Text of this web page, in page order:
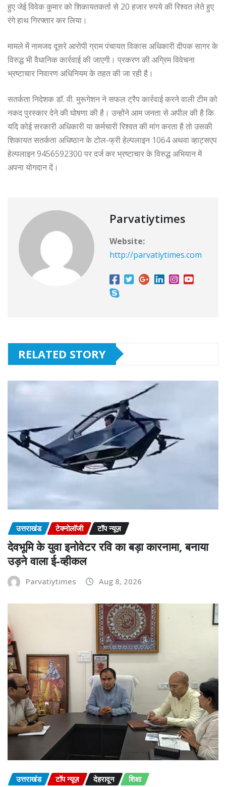
हुए जेई विवेक कुमार को शिकायतकर्ता से 20 हजार रुपये की रिश्वत लेते हुए
रंगे हाथ गिरफ्तार कर लिया।
मामले में नामजद दूसरे आरोपी ग्राम पंचायत विकास अधिकारी दीपक सागर के
विरुद्ध भी वैधानिक कार्रवाई की जाएगी। प्रकरण की अग्रिम विवेचना
भ्रष्टाचार निवारण अधिनियम के तहत की जा रही है।
सतर्कता निदेशक डॉ. वी. मुरूगेशन ने सफल ट्रैप कार्रवाई करने वाली टीम को
नकद पुरस्कार देने की घोषणा की है। उन्होंने आम जनता से अपील की है कि
यदि कोई सरकारी अधिकारी या कर्मचारी रिश्वत की मांग करता है तो उसकी
शिकायत सतर्कता अधिष्ठान के टोल-फ्री हेल्पलाइन 1064 अथवा व्हाट्सएप
हेल्पलाइन 9456592300 पर दर्ज कर भ्रष्टाचार के विरुद्ध अभियान में
अपना योगदान दें।
Parvatiytimes
Website:
http://parvatiytimes.com
RELATED STORY
उत्तराखंड टेक्नोलॉजी टॉप न्यूज़
देवभूमि के युवा इनोवेटर रवि का बड़ा कारनामा, बनाया
उड़ने वाला ई-व्हीकल
Parvatiytimes Aug 8, 2026
उत्तराखंड टॉप न्यूज़ देहरादून शिक्षा